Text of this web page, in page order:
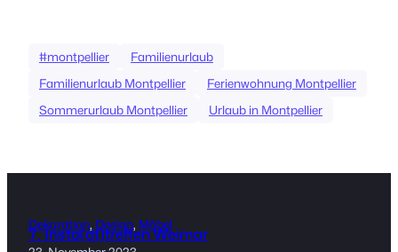
#montpellier
Familienurlaub
Familienurlaub Montpellier
Ferienwohnung Montpellier
Sommerurlaub Montpellier
Urlaub in Montpellier
Dekoration, Design, Möbel
7. Insta(dt)treffen Weimar